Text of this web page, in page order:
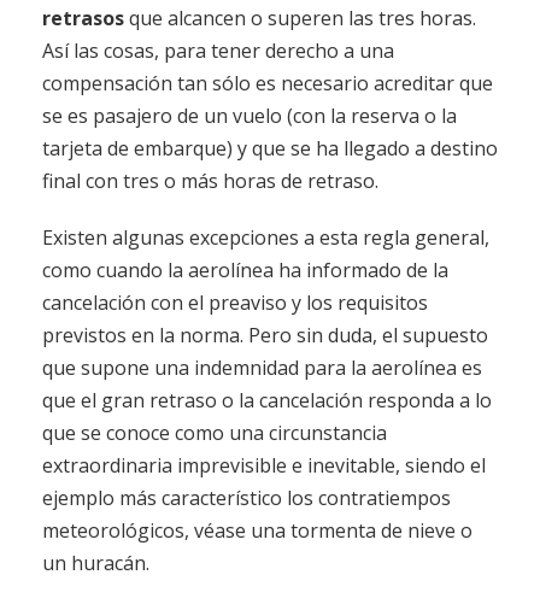
retrasosque alcancen o superen las tres horas.
Así las cosas, para tener derecho a una
compensación tan sólo es necesario acreditar que
se es pasajero de un vuelo (con la reserva o la
tarjeta de embarque) y que se ha llegado a destino
final con tres o más horas de retraso.
Existen algunas excepciones a esta regla general,
como cuando la aerolínea ha informado de la
cancelación con el preaviso y los requisitos
previstos en la norma. Pero sin duda, el supuesto
que supone una indemnidad para la aerolínea es
que el gran retraso o la cancelación responda a lo
que se conoce como una circunstancia
extraordinaria imprevisible e inevitable, siendo el
ejemplo más característico los contratiempos
meteorológicos, véase una tormenta de nieve o
un huracán.